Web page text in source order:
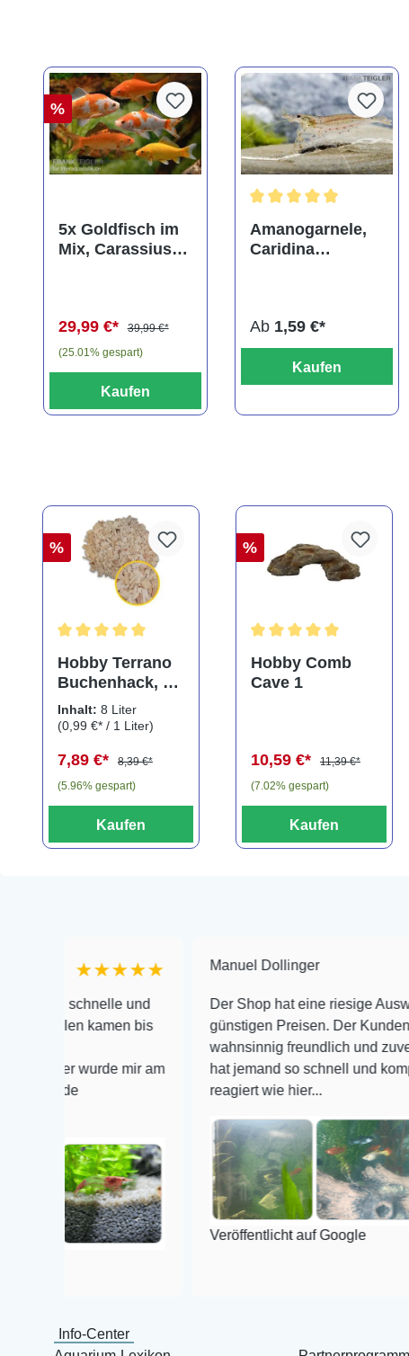
%
5x Goldfisch im
Mix, Carassius
29,99 €*
39,99 €*
(25.01% gespart)
Kaufen
Amanogarnele,
Caridina
Ab 1,59 €*
Kaufen
%
Hobby Terrano
Buchenhack, 8
Liter
Inhalt: 8 Liter
(0,99 €* / 1 Liter)
7,89 €*
8,39 €*
(5.96% gespart)
Kaufen
%
Hobby Comb
Cave 1
10,59 €*
11,39 €*
(7.02% gespart)
Kaufen
★★★★★
und
kamen bis
wurde mir am
Manuel Dollinger
Der Shop hat eine riesige Auswahl zu
günstigen Preisen. Der Kundendienst is
wahnsinnig freundlich und zuverlässig,
hat jemand so schnell und kompetent auf
reagiert wie hier...
Veröffentlicht auf Google
Info-Center